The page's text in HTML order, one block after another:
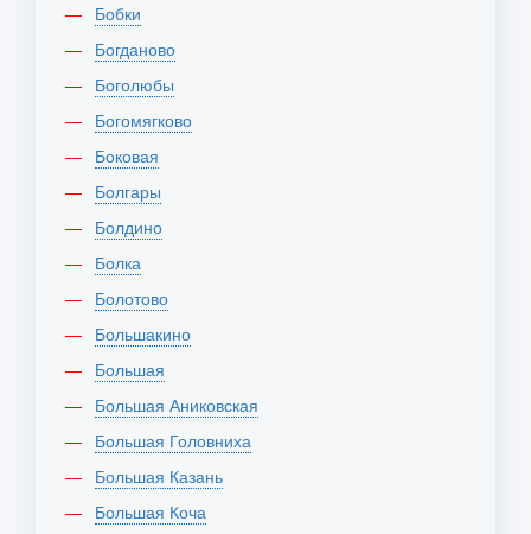
Бобки
Богданово
Боголюбы
Богомягково
Боковая
Болгары
Болдино
Болка
Болотово
Большакино
Большая
Большая Аниковская
Большая Головниха
Большая Казань
Большая Коча